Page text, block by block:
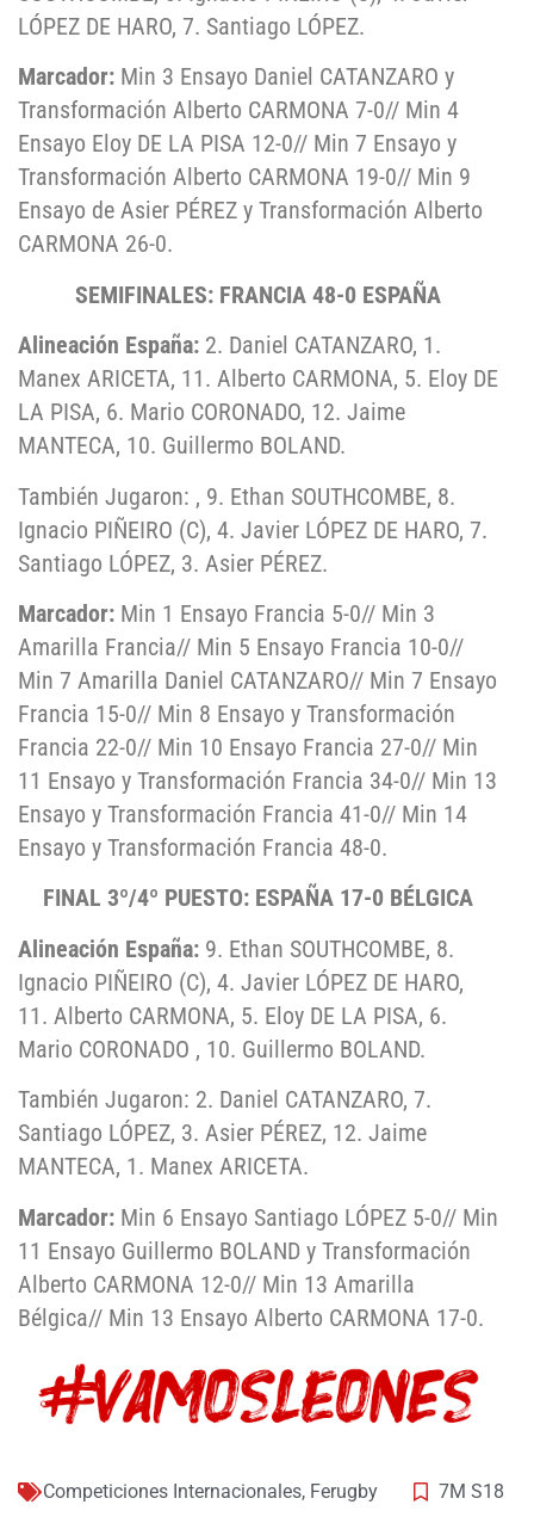
LÓPEZ DE HARO, 7. Santiago LÓPEZ.
Marcador: Min 3 Ensayo Daniel CATANZARO y
Transformación Alberto CARMONA 7-0// Min 4
Ensayo Eloy DE LA PISA 12-0// Min 7 Ensayo y
Transformación Alberto CARMONA 19-0// Min 9
Ensayo de Asier PÉREZ y Transformación Alberto
CARMONA 26-0.
SEMIFINALES: FRANCIA 48-0 ESPAÑA
Alineación España: 2. Daniel CATANZARO, 1.
Manex ARICETA, 11. Alberto CARMONA, 5. Eloy DE
LA PISA, 6. Mario CORONADO, 12. Jaime
MANTECA, 10. Guillermo BOLAND.
También Jugaron: , 9. Ethan SOUTHCOMBE, 8.
Ignacio PIÑEIRO (C), 4. Javier LÓPEZ DE HARO, 7.
Santiago LÓPEZ, 3. Asier PÉREZ.
Marcador: Min 1 Ensayo Francia 5-0// Min 3
Amarilla Francia// Min 5 Ensayo Francia 10-0//
Min 7 Amarilla Daniel CATANZARO// Min 7 Ensayo
Francia 15-0// Min 8 Ensayo y Transformación
Francia 22-0// Min 10 Ensayo Francia 27-0// Min
11 Ensayo y Transformación Francia 34-0// Min 13
Ensayo y Transformación Francia 41-0// Min 14
Ensayo y Transformación Francia 48-0.
FINAL 3º/4º PUESTO: ESPAÑA 17-0 BÉLGICA
Alineación España: 9. Ethan SOUTHCOMBE, 8.
Ignacio PIÑEIRO (C), 4. Javier LÓPEZ DE HARO,
11. Alberto CARMONA, 5. Eloy DE LA PISA, 6.
Mario CORONADO , 10. Guillermo BOLAND.
También Jugaron: 2. Daniel CATANZARO, 7.
Santiago LÓPEZ, 3. Asier PÉREZ, 12. Jaime
MANTECA, 1. Manex ARICETA.
Marcador: Min 6 Ensayo Santiago LÓPEZ 5-0// Min
11 Ensayo Guillermo BOLAND y Transformación
Alberto CARMONA 12-0// Min 13 Amarilla
Bélgica// Min 13 Ensayo Alberto CARMONA 17-0.
Competiciones Internacionales, Ferugby 7M S18